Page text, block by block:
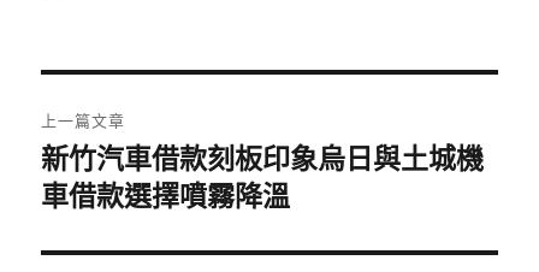
章
導
覽
上一篇文章
上
一
文
新竹汽車借款刻板印象烏日與土城機
車借款選擇噴霧降溫